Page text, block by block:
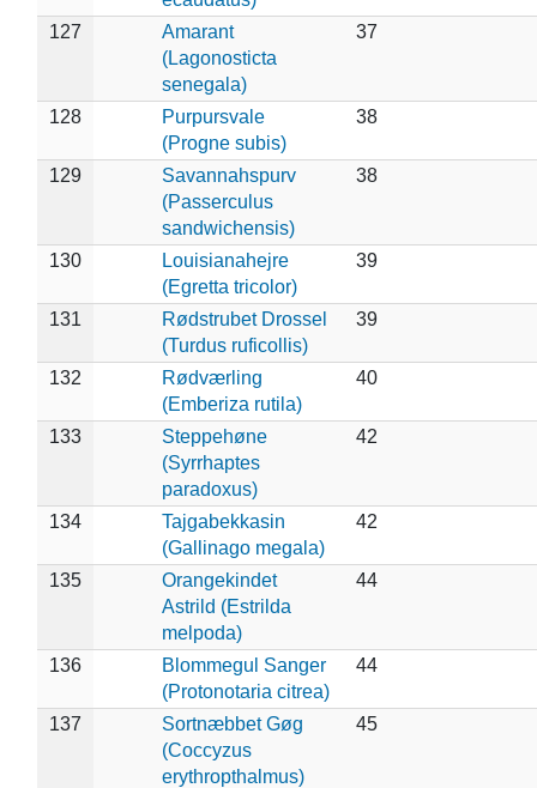
127
Amarant
(Lagonosticta
senegala)
37
128
Purpursvale
(Progne subis)
38
129
Savannahspurv
(Passerculus
sandwichensis)
38
130
Louisianahejre
(Egretta tricolor)
39
131
Rødstrubet Drossel
(Turdus ruficollis)
39
132
Rødværling
(Emberiza rutila)
40
133
Steppehøne
(Syrrhaptes
paradoxus)
42
134
Tajgabekkasin
(Gallinago megala)
42
135
Orangekindet
Astrild (Estrilda
melpoda)
44
136
Blommegul Sanger
(Protonotaria citrea)
44
137
Sortnæbbet Gøg
(Coccyzus
erythropthalmus)
45